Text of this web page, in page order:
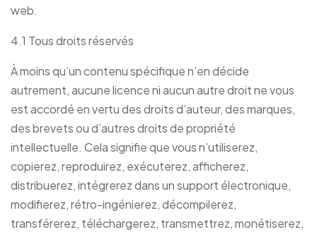
web.
4.1 Tous droits réservés
À moins qu’un contenu spécifique n’en décide
autrement, aucune licence ni aucun autre droit ne vous
est accordé en vertu des droits d’auteur, des marques,
des brevets ou d’autres droits de propriété
intellectuelle. Cela signifie que vous n’utiliserez,
copierez, reproduirez, exécuterez, afficherez,
distribuerez, intégrerez dans un support électronique,
modifierez, rétro-ingénierez, décompilerez,
transférerez, téléchargerez, transmettrez, monétiserez,